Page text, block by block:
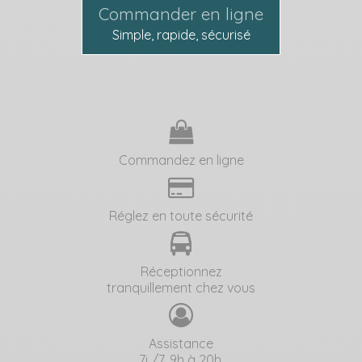
Commander en ligne
Simple, rapide, sécurisé
Commandez en ligne
Réglez en toute sécurité
Réceptionnez
tranquillement chez vous
Assistance